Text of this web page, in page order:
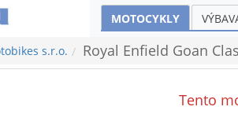
MOTOCYKLY
s.r.o. Royal Enfield Goan
Tento